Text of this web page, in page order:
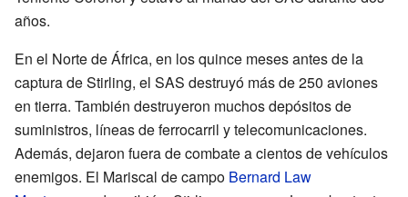
años.
En el Norte de África, en los quince meses antes de la
captura de Stirling, el SAS destruyó más de 250 aviones
en tierra. También destruyeron muchos depósitos de
suministros, líneas de ferrocarril y telecomunicaciones.
Además, dejaron fuera de combate a cientos de vehículos
enemigos. El Mariscal de campo Bernard Law